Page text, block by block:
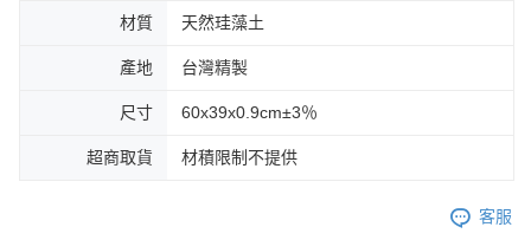
材質 天然珪藻土
產地 台灣精製
尺寸 60x39x0.9cm±3％
超商取貨 材積限制不提供
客服